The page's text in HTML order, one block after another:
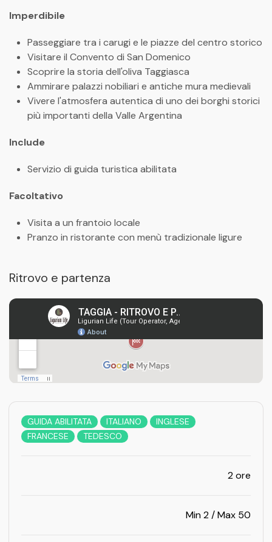
Imperdibile
Passeggiare tra i carugi e le piazze del centro storico
Visitare il Convento di San Domenico
Scoprire la storia dell'oliva Taggiasca
Ammirare palazzi nobiliari e antiche mura medievali
Vivere l'atmosfera autentica di uno dei borghi storici
più importanti della Valle Argentina
Include
Servizio di guida turistica abilitata
Facoltativo
Visita a un frantoio locale
Pranzo in ristorante con menù tradizionale ligure
Ritrovo e partenza
GUIDA ABILITATA ITALIANO
INGLESE
FRANCESE
TEDESCO
2 ore
Min 2 / Max 50